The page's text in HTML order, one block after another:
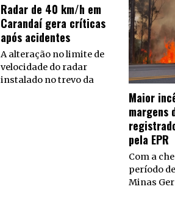
Radar de 40 km/h em
Carandaí gera críticas
após acidentes
A alteração no limite de
velocidade do radar
instalado no trevo da
Maior
margens
pela EPR
Com a
período
Minas